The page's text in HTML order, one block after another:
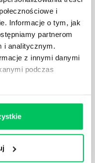
i
Informacje o tym, jak
partnerom
i analitycznym.
z innymi danymi
podczas
WYROBÓW
dzisiejszego
coraz więcej reguł,
poszczególne
wszystkie firmy
zasad, których
jakości